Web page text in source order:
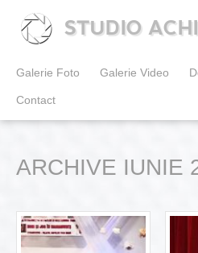
STUDIO
Galerie Foto Galerie Video
Contact
ARCHIVE IUNIE